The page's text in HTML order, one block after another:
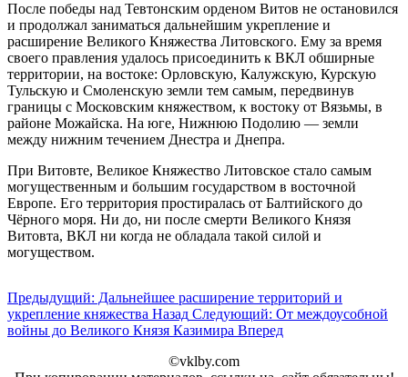
После победы над Тевтонским орденом Витов не остановился
и продолжал заниматься дальнейшим укрепление и
расширение Великого Княжества Литовского. Ему за время
своего правления удалось присоединить к ВКЛ обширные
территории, на востоке: Орловскую, Калужскую, Курскую
Тульскую и Смоленскую земли тем самым, передвинув
границы с Московским княжеством, к востоку от Вязьмы, в
районе Можайска. На юге, Нижнюю Подолию — земли
между нижним течением Днестра и Днепра.
При Витовте, Великое Княжество Литовское стало самым
могущественным и большим государством в восточной
Европе. Его территория простиралась от Балтийского до
Чёрного моря. Ни до, ни после смерти Великого Князя
Витовта, ВКЛ ни когда не обладала такой силой и
могуществом.
Предыдущий: Дальнейшее расширение территорий и
укрепление княжества Назад Следующий: От междоусобной
войны до Великого Князя Казимира Вперед
©vklby.com